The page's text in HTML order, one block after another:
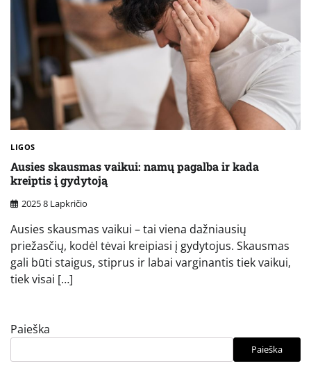
LIGOS
Ausies skausmas vaikui: namų pagalba ir kada
kreiptis į gydytoją
2025 8 Lapkričio
Ausies skausmas vaikui – tai viena dažniausių
priežasčių, kodėl tėvai kreipiasi į gydytojus. Skausmas
gali būti staigus, stiprus ir labai varginantis tiek vaikui,
tiek visai […]
Paieška
Paieška